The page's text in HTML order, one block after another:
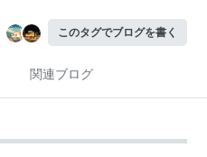
このタグでブログを書く
関連ブログ